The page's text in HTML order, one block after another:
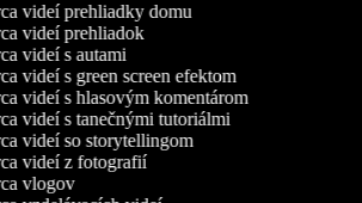
videí prehliadky domu
videí prehliadok
videí s autami
videí s green screen efektom
videí s hlasovým komentárom
videí s tanečnými tutoriálmi
videí so storytellingom
videí z fotografií
vlogov